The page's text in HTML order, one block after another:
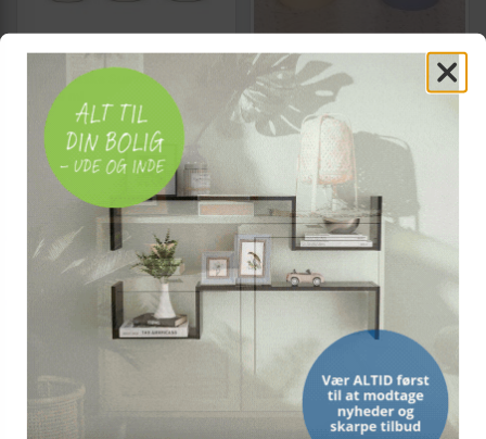
Sutteflaske Suavinex Prints S
- 150 ml
109,-
Vis
På lager
SUNDO
Drikkekop med udskæring -
SUNDO, 0,237 l (blå/creme)
119,- Vis
På lager